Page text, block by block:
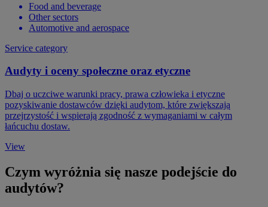
Food and beverage
Other sectors
Automotive and aerospace
Service category
Audyty i oceny społeczne oraz etyczne
Dbaj o uczciwe warunki pracy, prawa człowieka i etyczne
pozyskiwanie dostawców dzięki audytom, które zwiększają
przejrzystość i wspierają zgodność z wymaganiami w całym
łańcuchu dostaw.
View
Czym wyróżnia się nasze podejście do
audytów?